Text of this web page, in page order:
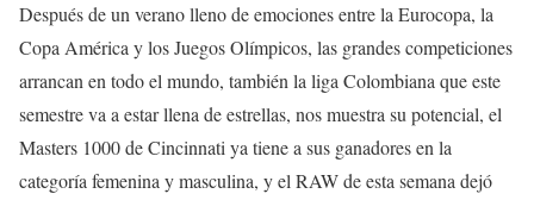
Después de un verano lleno de emociones entre la Eurocopa, la
Copa América y los Juegos Olímpicos, las grandes competiciones
arrancan en todo el mundo, también la liga Colombiana que este
semestre va a estar llena de estrellas, nos muestra su potencial, el
Masters 1000 de Cincinnati ya tiene a sus ganadores en la
categoría femenina y masculina, y el RAW de esta semana dejó